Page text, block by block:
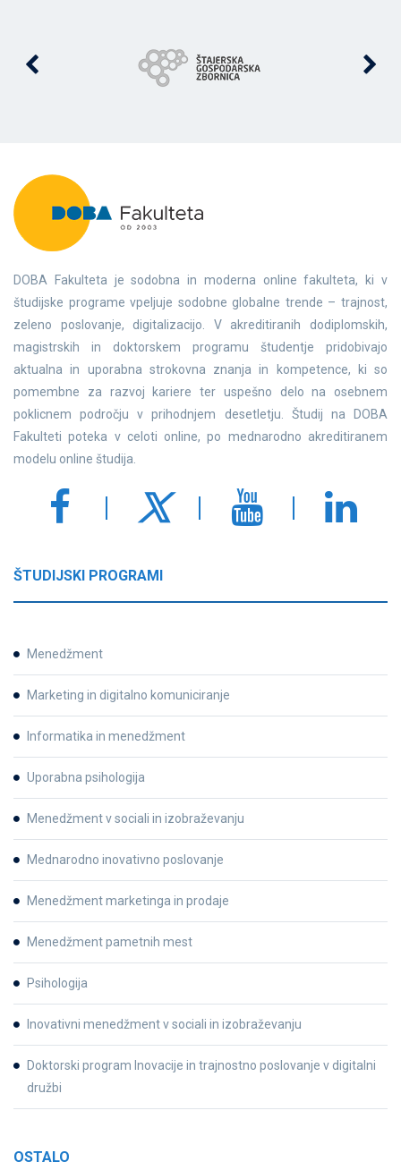
DOBA Fakulteta je sodobna in moderna online fakulteta, ki v
študijske programe vpeljuje sodobne globalne trende – trajnost,
zeleno poslovanje, digitalizacijo. V akreditiranih dodiplomskih,
magistrskih in doktorskem programu študentje pridobivajo
aktualna in uporabna strokovna znanja in kompetence, ki so
pomembne za razvoj kariere ter uspešno delo na osebnem
poklicnem področju v prihodnjem desetletju. Študij na DOBA
Fakulteti poteka v celoti online, po mednarodno akreditiranem
modelu online študija.
ŠTUDIJSKI PROGRAMI
Menedžment
Marketing in digitalno komuniciranje
Informatika in menedžment
Uporabna psihologija
Menedžment v sociali in izobraževanju
Mednarodno inovativno poslovanje
Menedžment marketinga in prodaje
Menedžment pametnih mest
Psihologija
Inovativni menedžment v sociali in izobraževanju
Doktorski program Inovacije in trajnostno poslovanje v digitalni
družbi
OSTALO